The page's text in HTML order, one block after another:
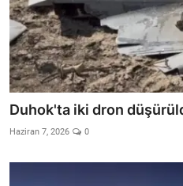
Duhok'ta iki dron
Haziran 7, 2026 0